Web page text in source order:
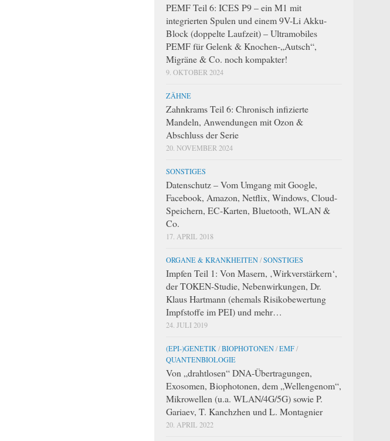
PEMF Teil 6: ICES P9 – ein M1 mit
integrierten Spulen und einem 9V-Li Akku-
Block (doppelte Laufzeit) – Ultramobiles
PEMF für Gelenk & Knochen-„Autsch“,
Migräne & Co. noch kompakter!
9. OKTOBER 2024
ZÄHNE
Zahnkrams Teil 6: Chronisch infizierte
Mandeln, Anwendungen mit Ozon &
Abschluss der Serie
20. NOVEMBER 2024
SONSTIGES
Datenschutz – Vom Umgang mit Google,
Facebook, Amazon, Netflix, Windows, Cloud-
Speichern, EC-Karten, Bluetooth, WLAN &
Co.
17. APRIL 2018
ORGANE & KRANKHEITEN/SONSTIGES
Impfen Teil 1: Von Masern, ‚Wirkverstärkern‘,
der TOKEN-Studie, Nebenwirkungen, Dr.
Klaus Hartmann (ehemals Risikobewertung
Impfstoffe im PEI) und mehr…
24. JULI 2019
(EPI-)GENETIK /BIOPHOTONEN/EMF/
QUANTENBIOLOGIE
Von „drahtlosen“ DNA-Übertragungen,
Exosomen, Biophotonen, dem „Wellengenom“,
Mikrowellen (u.a. WLAN/4G/5G) sowie P.
Gariaev, T. Kanchzhen und L. Montagnier
20. APRIL 2022